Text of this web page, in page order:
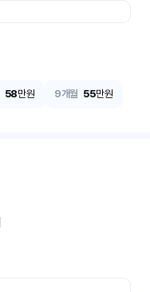
58만원 9개월 55만원